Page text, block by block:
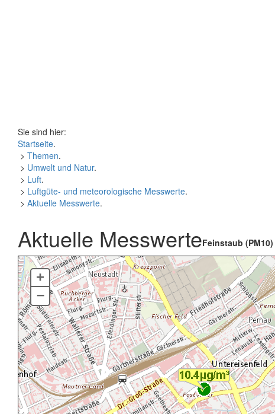
Sie sind hier:
Startseite.
> Themen.
> Umwelt und Natur.
> Luft.
> Luftgüte- und meteorologische Messwerte.
> Aktuelle Messwerte.
Aktuelle MesswerteFeinstaub (PM10)
+
–